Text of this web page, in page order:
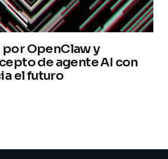
OpenClaw y
de agente AI con
el futuro